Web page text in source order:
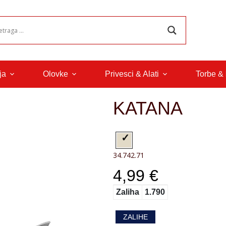
Olovke Privesci & Alati Torbe &
KATANA
34.742.71
4,99 €
Zaliha 1.790
ZALIHE